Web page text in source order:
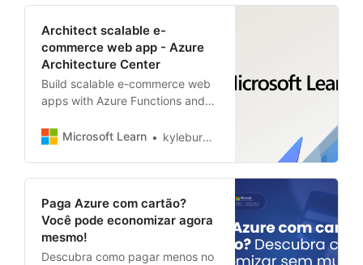
Architect scalable e-
commerce web app - Azure
Architecture Center
Build scalable e-commerce web
apps with Azure Functions and
personalized experiences while
Microsoft Learn kyleburnsdev
Paga Azure com cartão?
Você pode economizar agora
mesmo!
Descubra como pagar menos no